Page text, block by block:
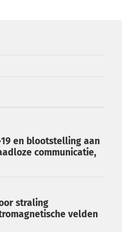
19 en blootstelling aan
communicatie,
straling
velden